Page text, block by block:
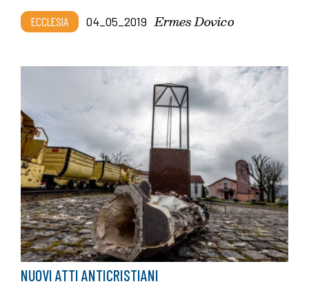
ECCLESIA 04_05_2019 Ermes Dovico
NUOVI ATTI ANTICRISTIANI